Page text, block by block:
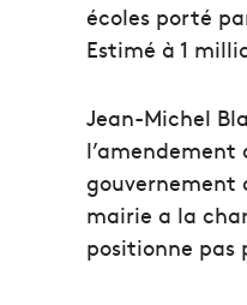
écoles porté
Estimé à 1
Jean-Michel
gouvernement
mairie a la
positionne pas